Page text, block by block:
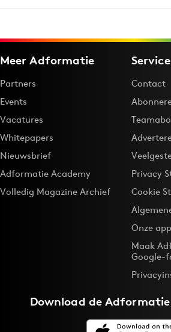
Meer Adformatie
Partners
Events
Vacatures
Whitepapers
Nieuwsbrief
Adformatie Academy
Volledig Magazine Archief
Contact
Privacy
Cookie
Onze app
Maak
Google-
Download deAdformatie